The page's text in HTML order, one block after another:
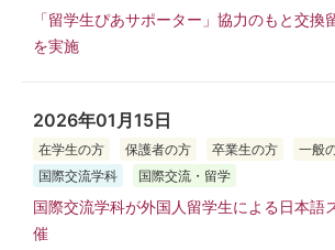
「留学生ぴあサポーター」協力のもと交換
を実施
2026年01月15日
在学生の方 保護者の方 卒業生の方 一般
国際交流学科
国際交流・留学
国際交流学科が外国人留学生による日本語
催